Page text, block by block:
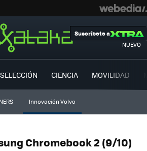
NUEVO
Suscríbete a
CIENCIA MOVILIDAD
Innovación Volvo
Chromebook 2 (9/10)